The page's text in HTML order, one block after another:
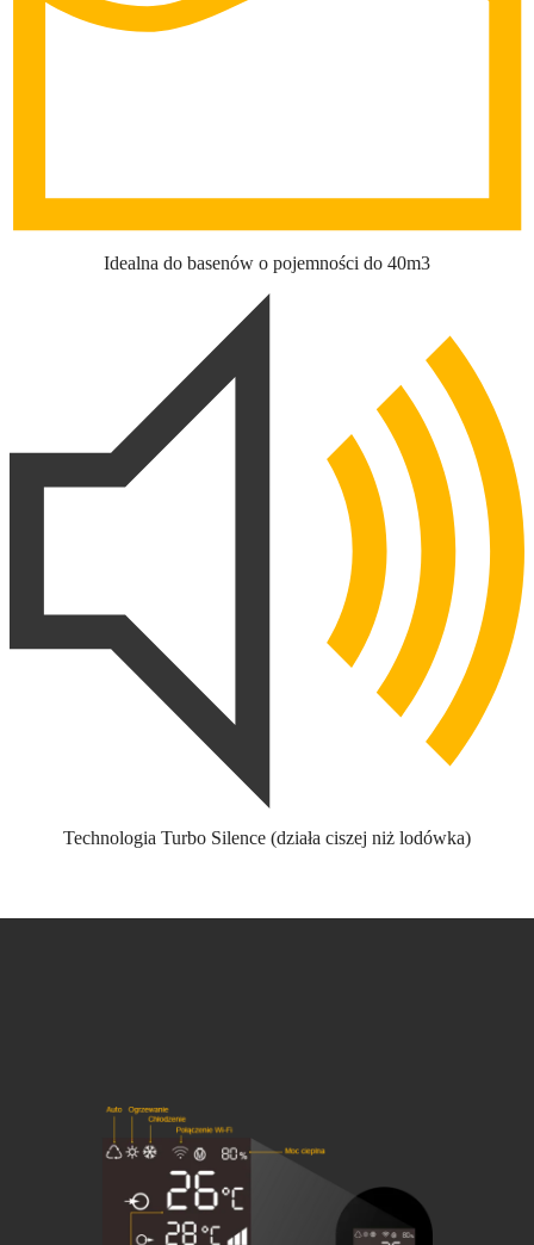
Idealna do basenów o pojemności do 40m3
Technologia Turbo Silence (działa ciszej niż lodówka)